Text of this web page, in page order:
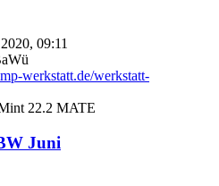
09:11
werkstatt.de/werkstatt-
22.2 MATE
Juni